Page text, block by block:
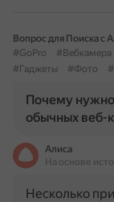
Вопрос для Поиска с
#GoPro
#Вебкамера
#Гаджеты
#Фото
Почему нужно
обычных веб-
Алиса
На основе
Несколько